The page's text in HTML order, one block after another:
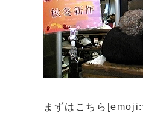
まずはこちら